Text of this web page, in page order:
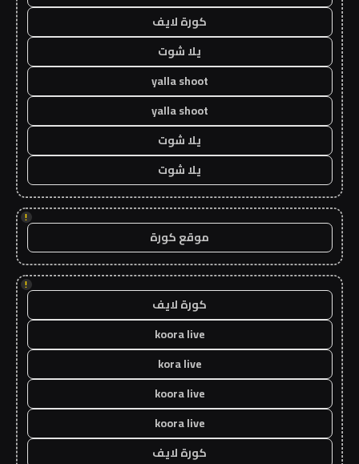
كورة لايف
يلا شوت
yalla shoot
yalla shoot
يلا شوت
يلا شوت
!
موقع كورة
!
كورة لايف
koora live
kora live
koora live
koora live
كورة لايف